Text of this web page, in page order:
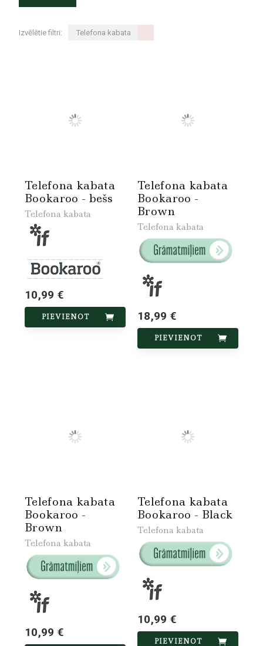
Izvēlētie filtri: Telefona kabata
Telefona kabata
Bookaroo - bešs
Telefona kabata
10,99 €
PIEVIENOT
Telefona kabata
Bookaroo -
Brown
Telefona kabata
18,99 €
PIEVIENOT
Telefona kabata
Bookaroo -
Brown
Telefona kabata
10,99 €
Telefona kabata
Bookaroo - Black
Telefona kabata
10,99 €
PIEVIENOT